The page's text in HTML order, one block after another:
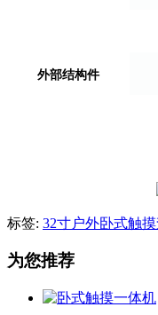
外部结构件
标签: 32寸户外卧式触
为您推荐